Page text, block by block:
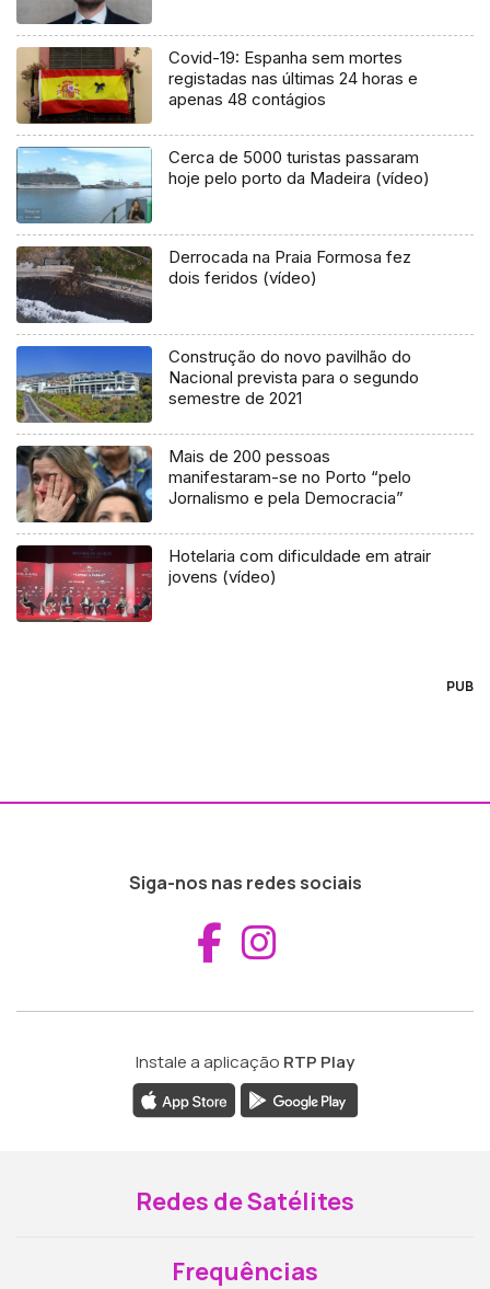
Covid-19: Espanha sem mortes
registadas nas últimas 24 horas e
apenas 48 contágios
Cerca de 5000 turistas passaram
hoje pelo porto da Madeira (vídeo)
Derrocada na Praia Formosa fez
dois feridos (vídeo)
Construção do novo pavilhão do
Nacional prevista para o segundo
semestre de 2021
Mais de 200 pessoas
manifestaram-se no Porto “pelo
Jornalismo e pela Democracia”
Hotelaria com dificuldade em atrair
jovens (vídeo)
PUB
Siga-nos nas redes sociais
Aceder ao
Instale a aplicação RTP Play
Redes de Satélites
Frequências